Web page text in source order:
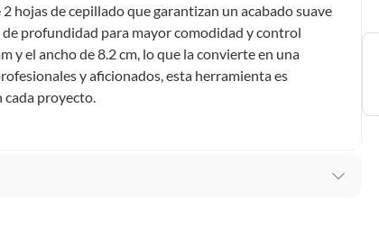
. Debe estar en perfecto estado, con todas sus
electrónica, por ejemplo, cupones de experiencia o
en esa condición a un precio reducido.
hojas de cepillado que garantizan un acabado suave
profundidad para mayor comodidad y control
y el ancho de 8.2 cm, lo que la convierte en una
y aficionados, esta herramienta es
proyecto.